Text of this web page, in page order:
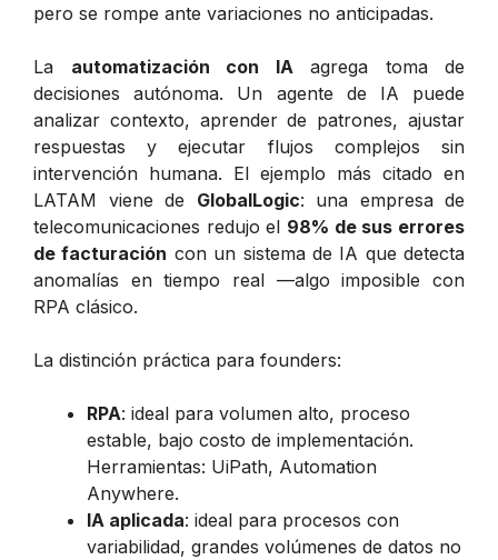
pero se rompe ante variaciones no anticipadas.
La automatización con IA agrega toma de
decisiones autónoma. Un agente de IA puede
analizar contexto, aprender de patrones, ajustar
respuestas y ejecutar flujos complejos sin
intervención humana. El ejemplo más citado en
LATAM viene de GlobalLogic: una empresa de
telecomunicaciones redujo el 98% de sus errores
de facturación con un sistema de IA que detecta
anomalías en tiempo real —algo imposible con
RPA clásico.
La distinción práctica para founders:
RPA: ideal para volumen alto, proceso
estable, bajo costo de implementación.
Herramientas: UiPath, Automation
Anywhere.
IA aplicada: ideal para procesos con
variabilidad, grandes volúmenes de datos no